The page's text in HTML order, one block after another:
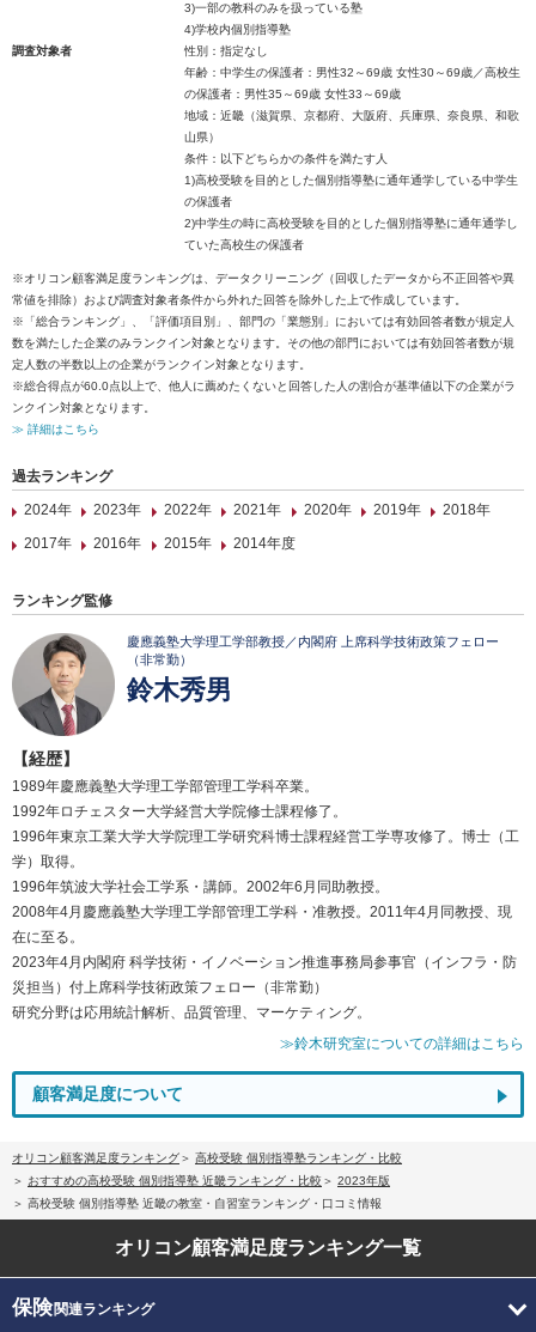
3)一部の教科のみを扱っている塾
4)学校内個別指導塾
調査対象者
性別：指定なし
年齢：中学生の保護者：男性32～69歳 女性30～69歳／高校生
の保護者：男性35～69歳 女性33～69歳
地域：近畿（滋賀県、京都府、大阪府、兵庫県、奈良県、和歌
山県）
条件：以下どちらかの条件を満たす人
1)高校受験を目的とした個別指導塾に通年通学している中学生
の保護者
2)中学生の時に高校受験を目的とした個別指導塾に通年通学し
ていた高校生の保護者
※オリコン顧客満足度ランキングは、データクリーニング（回収したデータから不正回答や異
常値を排除）および調査対象者条件から外れた回答を除外した上で作成しています。
※「総合ランキング」、「評価項目別」、部門の「業態別」においては有効回答者数が規定人
数を満たした企業のみランクイン対象となります。その他の部門においては有効回答者数が規
定人数の半数以上の企業がランクイン対象となります。
※総合得点が60.0点以上で、他人に薦めたくないと回答した人の割合が基準値以下の企業がラ
ンクイン対象となります。
≫ 詳細はこちら
過去ランキング
2024年
2023年 2022年 2021年 2020年 2019年
2018年
2017年
2016年 2015年 2014年度
ランキング監修
慶應義塾大学理工学部教授／内閣府 上席科学技術政策フェロー
（非常勤）
鈴木秀男
【経歴】
1989年慶應義塾大学理工学部管理工学科卒業。
1992年ロチェスター大学経営大学院修士課程修了。
1996年東京工業大学大学院理工学研究科博士課程経営工学専攻修了。博士（工
学）取得。
1996年筑波大学社会工学系・講師。2002年6月同助教授。
2008年4月慶應義塾大学理工学部管理工学科・准教授。2011年4月同教授、現
在に至る。
2023年4月内閣府 科学技術・イノベーション推進事務局参事官（インフラ・防
災担当）付上席科学技術政策フェロー（非常勤）
研究分野は応用統計解析、品質管理、マーケティング。
≫鈴木研究室についての詳細はこちら
顧客満足度について
オリコン顧客満足度ランキング
高校受験 個別指導塾ランキング・比較
おすすめの高校受験 個別指導塾 近畿ランキング・比較
2023年版
高校受験 個別指導塾 近畿の教室・自習室ランキング・口コミ情報
オリコン顧客満足度ランキング一覧
保険関連ランキング